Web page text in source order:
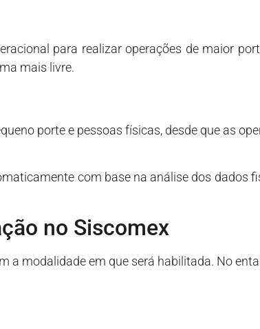
para realizar operações de maior
mais livre.
porte e pessoas físicas, desde que as
com base na análise dos dados
no Siscomex
a modalidade em que será habilitada. No